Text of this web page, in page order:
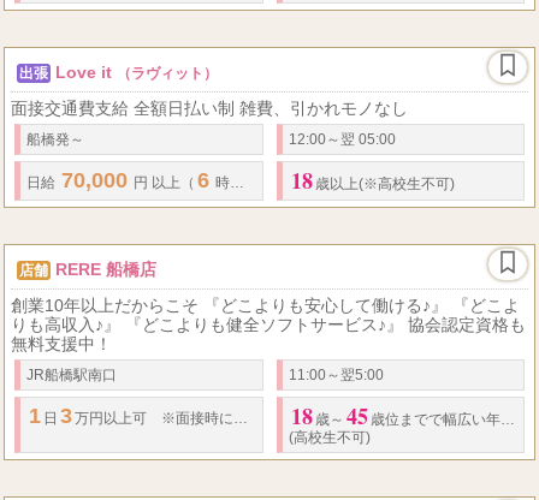
出張 Love it （ラヴィット）
面接交通費支給 全額日払い制 雑費、引かれモノなし
船橋発～ 12:00～翌 05:00
日給 70,000 円 以上（ 6 時間勤務） 18 歳以上(※高校生不可)
店舗 RERE 船橋店
創業10年以上だからこそ 『どこよりも安心して働ける♪』 『どこよ
りも高収入♪』 『どこよりも健全ソフトサービス♪』 協会認定資格も
無料支援中！
JR船橋駅南口 11:00～翌5:00
1 日 3万円以上可 ※面接時に要相談 REREセラピストさんの平均 月収は
18 歳～ 45 歳位までで幅広い年齢で募集中♪
(高校生不可)